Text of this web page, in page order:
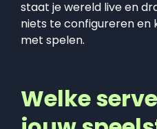
staat je wereld live en
niets te configureren en
met spelen.
Welke